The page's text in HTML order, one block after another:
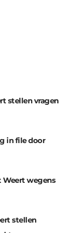
stellen vragen
in file door
Weert wegens
stellen